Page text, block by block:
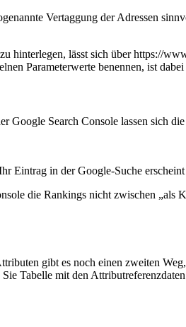
Vertaggung der Adressen
hinterlegen, lässt sich über https://
Parameterwerte benennen, ist
Google Search Console lassen sich
Eintrag in der Google-Suche erscheint
die Rankings nicht zwischen „als
gibt es noch einen zweiten
Tabelle mit den